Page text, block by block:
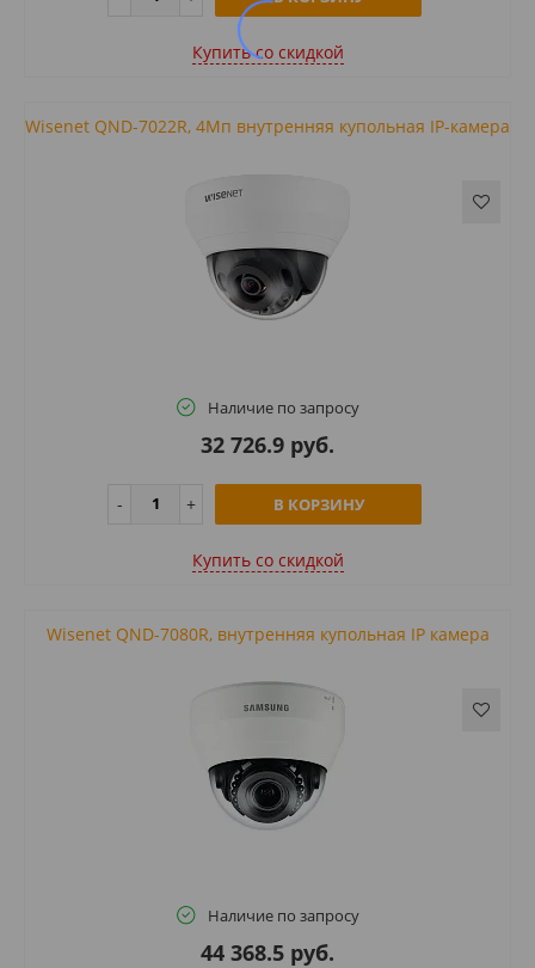
Купить cо скидкой
Wisenet QND-7022R, 4Мп внутренняя купольная IP-камера
Наличие по запросу
32 726.9 руб.
В КОРЗИНУ
Купить cо скидкой
Wisenet QND-7080R, внутренняя купольная IP камера
Наличие по запросу
44 368.5 руб.